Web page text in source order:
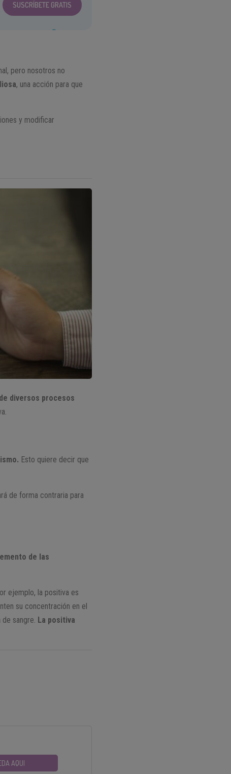
SUSCRÍBETE GRATIS
pero nosotros no
, una acción para que
y modificar
diversos procesos
Esto quiere decir que
de forma contraria para
de las
ejemplo, la positiva es
su concentración en el
sangre. La positiva
AQUI